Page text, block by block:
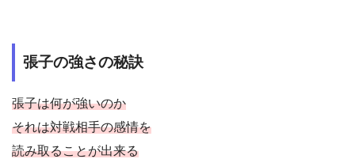
張子の強さの秘訣
張子は何が強いのか
それは対戦相手の感情を
読み取ることが出来る